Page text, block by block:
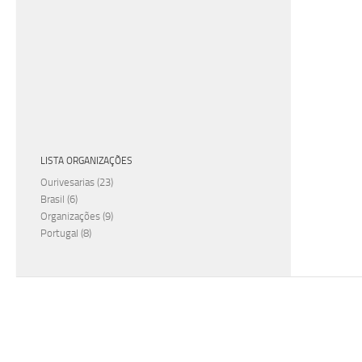
LISTA ORGANIZAÇÕES
Ourivesarias (23)
Brasil (6)
Organizações (9)
Portugal (8)